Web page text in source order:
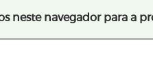
neste navegador para a